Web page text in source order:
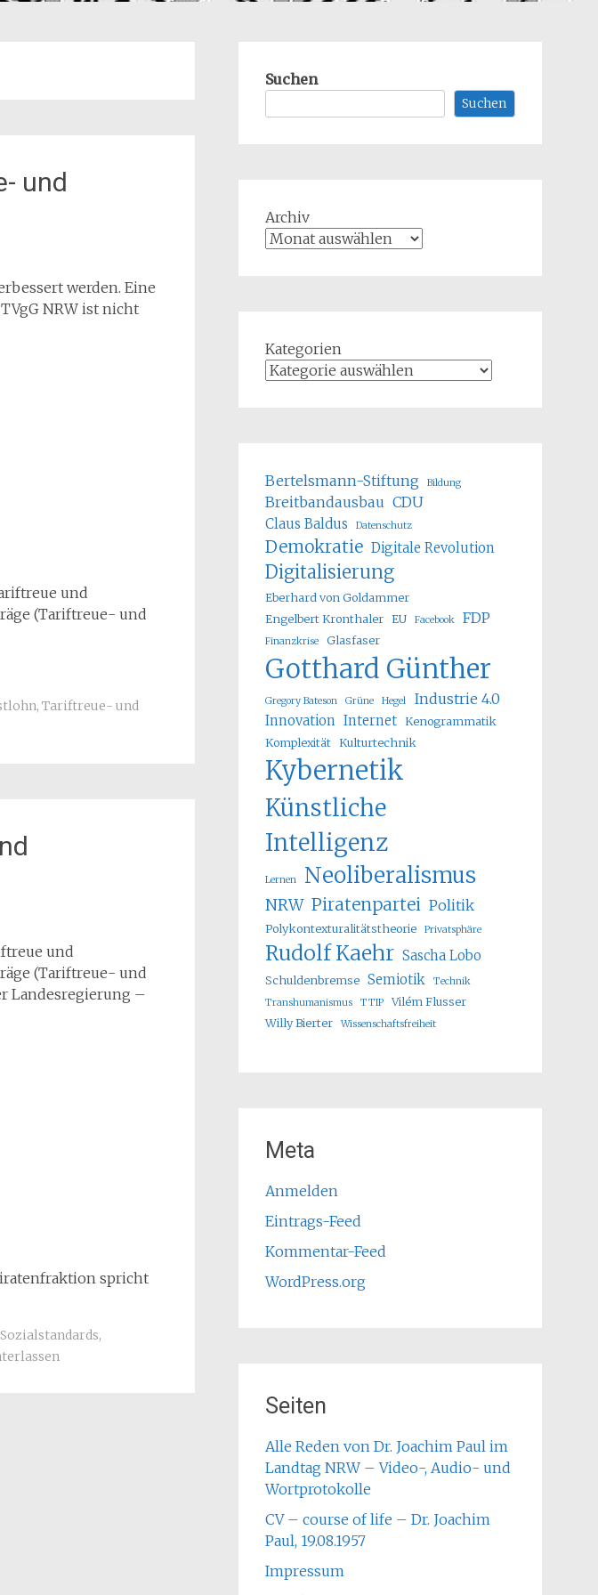
und
werden. Eine
NRW ist nicht
und
(Tariftreue- und
, Tariftreue- und
und
(Tariftreue- und
Landesregierung –
spricht
Sozialstandards,
Suchen
Suchen
Archiv
Kategorien
Bertelsmann-Stiftung Bildung
Breitbandausbau CDU
Claus Baldus Datenschutz
Demokratie Digitale Revolution
Digitalisierung
Eberhard von Goldammer
Engelbert Kronthaler EU Facebook FDP
Finanzkrise Glasfaser
Gotthard Günther
Gregory Bateson Grüne Hegel Industrie 4.0
Innovation Internet Kenogrammatik
Komplexität Kulturtechnik
Kybernetik
Künstliche
Intelligenz
Lernen Neoliberalismus
NRW Piratenpartei Politik
Polykontexturalitätstheorie Privatsphäre
Rudolf Kaehr Sascha Lobo
Schuldenbremse Semiotik
Technik
Transhumanismus
TTIP
Vilém Flusser
Willy Bierter
Wissenschaftsfreiheit
Meta
Anmelden
Eintrags-Feed
Kommentar-Feed
WordPress.org
Seiten
Alle Reden von Dr. Joachim Paul im
Landtag NRW – Video-, Audio- und
Wortprotokolle
CV – course of life – Dr. Joachim
Paul, 19.08.1957
Impressum